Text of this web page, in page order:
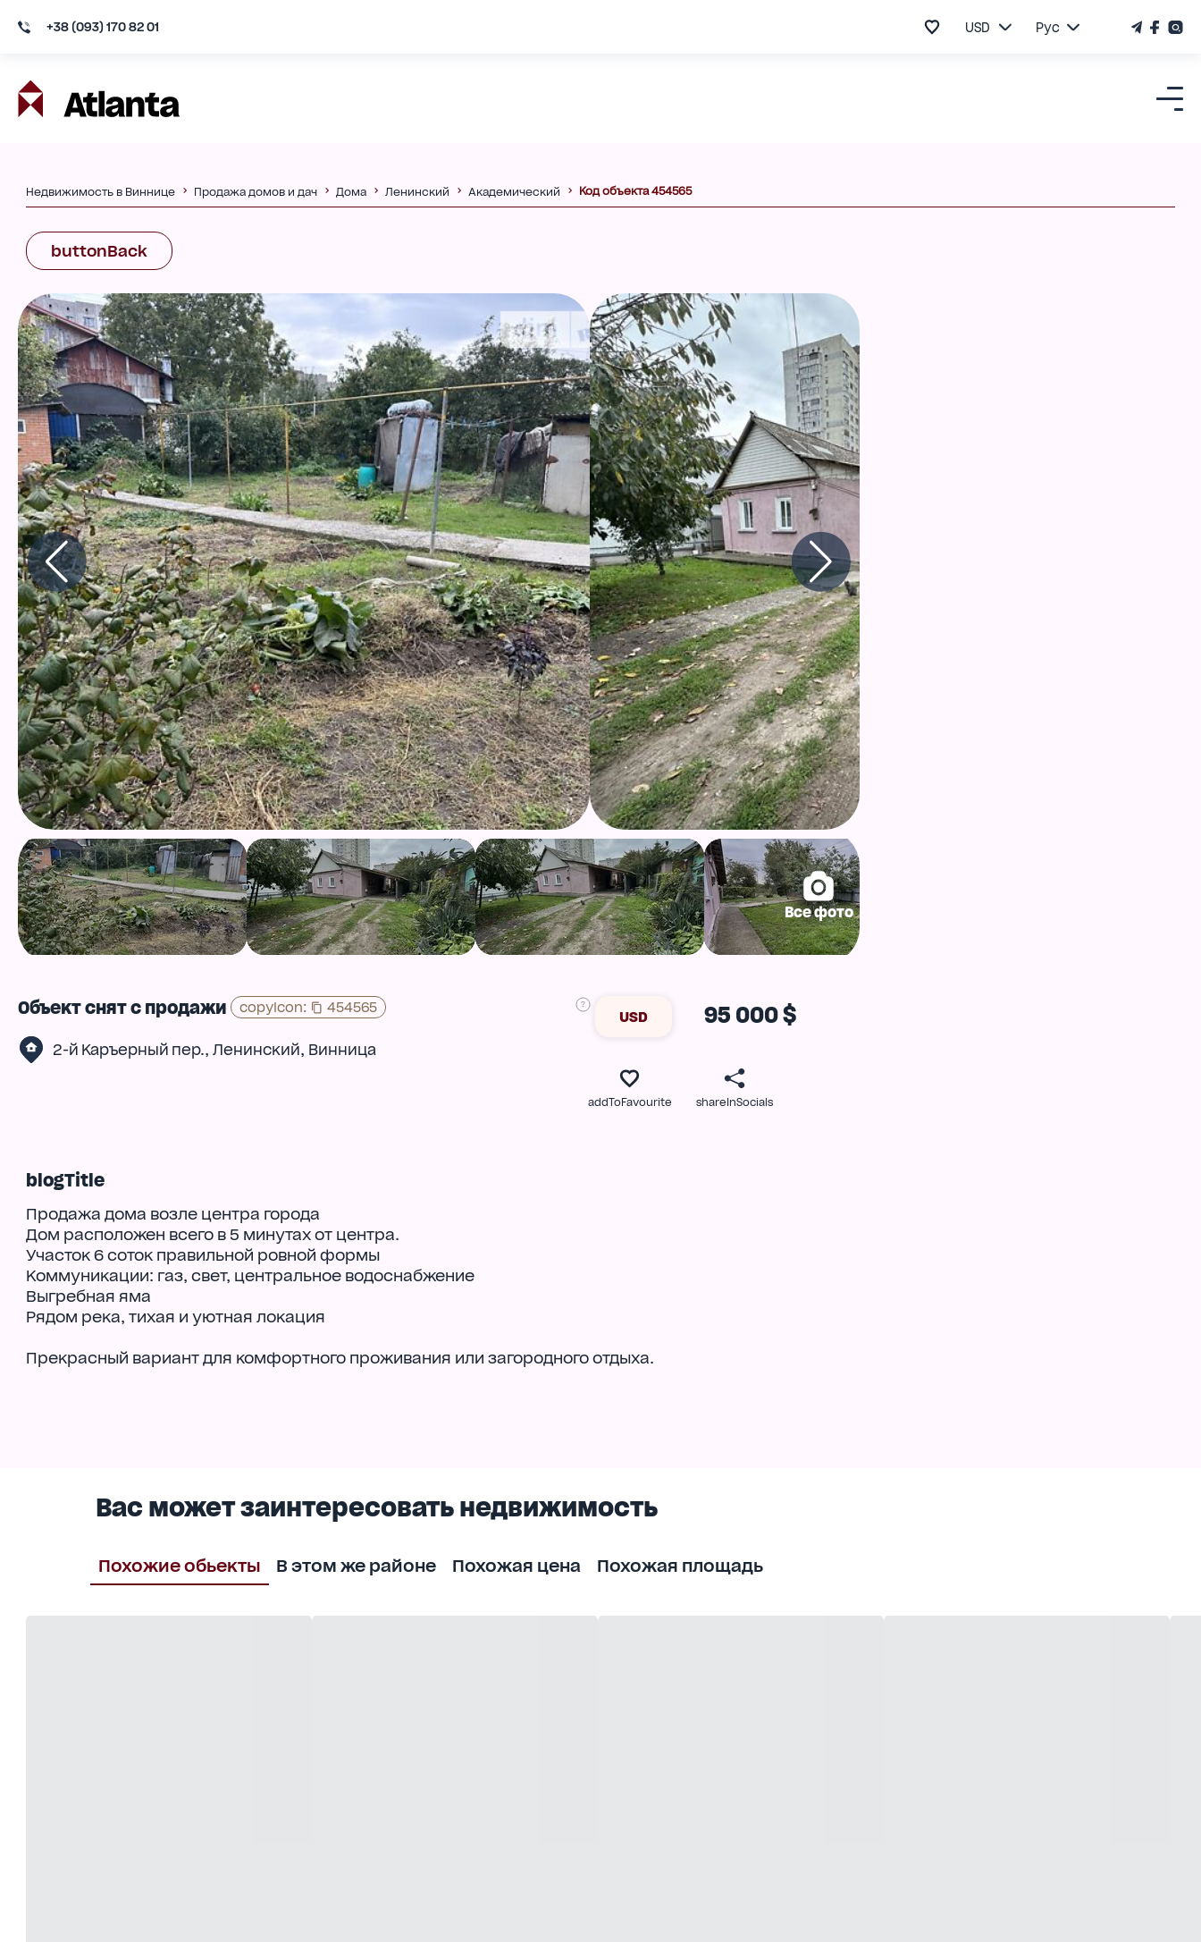
+38 (093) 170 82 01 USD Рус
Недвижимость в Виннице Продажа домов и дач Дома Ленинский Академический Код объекта 454565
buttonBack
Все фото
Объект снят с продажи copyIcon: 454565
2-й Каръерный пер., Ленинский, Винница
USD 95 000 $
addToFavourite shareInSocials
blogTitle
Продажа дома возле центра города
Дом расположен всего в 5 минутах от центра.
Участок 6 соток правильной ровной формы
Коммуникации: газ, свет, центральное водоснабжение
Выгребная яма
Рядом река, тихая и уютная локация
Прекрасный вариант для комфортного проживания или загородного отдыха.
Вас может заинтересовать недвижимость
Похожие обьекты В этом же районе Похожая цена Похожая площадь